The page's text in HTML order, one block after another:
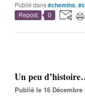
Publié dans#chemins,
Repost 0
Un peu
Publié le 16 Décembre